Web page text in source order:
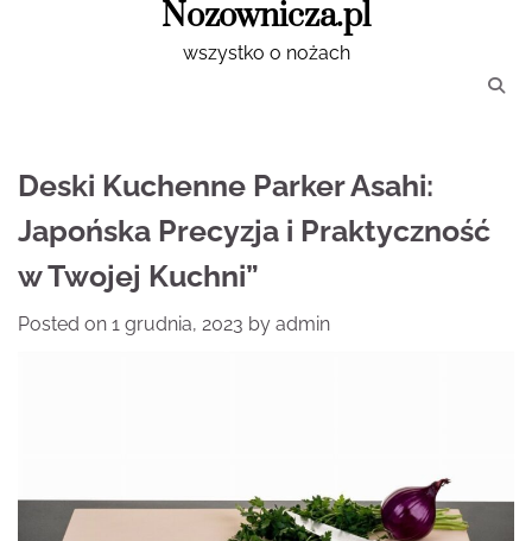
Nozownicza.pl
wszystko o nożach
Deski Kuchenne Parker Asahi:
Japońska Precyzja i Praktyczność
w Twojej Kuchni”
Posted on 1 grudnia, 2023 by admin